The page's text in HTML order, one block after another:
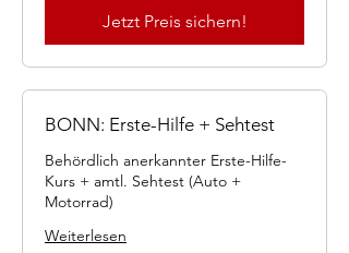
Jetzt Preis sichern!
BONN: Erste-Hilfe + Sehtest
Behördlich anerkannter Erste-Hilfe-
Kurs + amtl. Sehtest (Auto +
Motorrad)
Weiterlesen